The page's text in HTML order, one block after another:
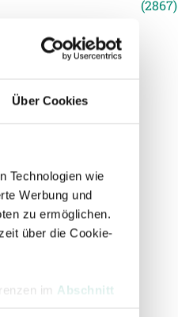
Über Cookies
Technologien wie
Werbung und
zu ermöglichen.
über die Cookie-
im Abschnitt
(2867)